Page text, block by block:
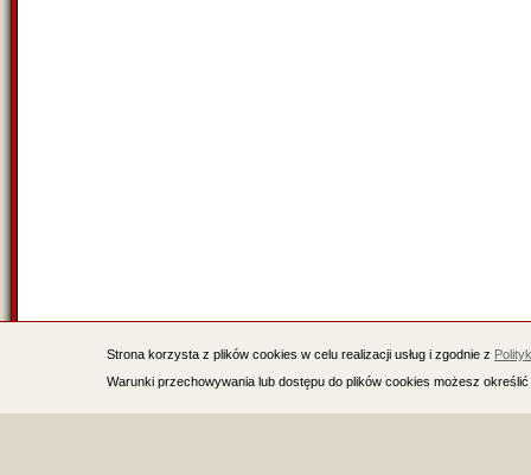
Strona korzysta z plików cookies w celu realizacji usług i zgodnie z
Warunki przechowywania lub dostępu do plików cookies możesz